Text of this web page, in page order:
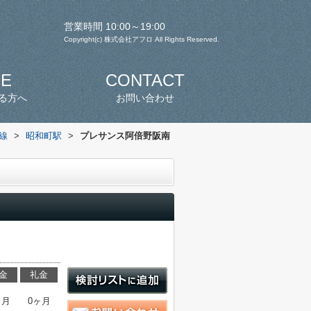
営業時間 10:00～19:00
Copyright(c) 株式会社アフロ All Rights Reserved.
方へ
CONTACT
お問い合わせ
> 昭和町駅 > プレサンス阿倍野阪南
礼金
0ヶ月